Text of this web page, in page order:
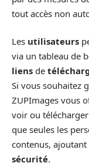
tout accès non
Les utilisateurs
via un tableau de
liens de
Si vous souhaitez
ZUPImages vous
voir ou télécharger
que seules les
contenus,
sécurité.